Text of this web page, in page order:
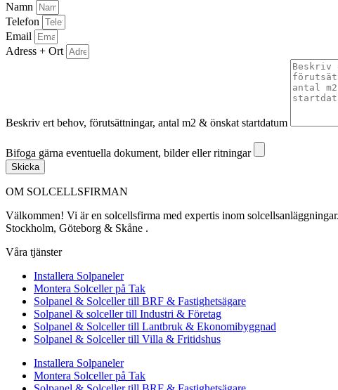
Namn
Telefon
Email
Adress + Ort
Beskriv ert behov, förutsättningar, antal m2 & önskat startdatum
Bifoga gärna eventuella dokument, bilder eller ritningar
Skicka
OM SOLCELLSFIRMAN
Välkommen! Vi är en solcellsfirma med expertis inom
Stockholm, Göteborg & Skåne .
Våra tjänster
Installera Solpaneler
Montera Solceller på Tak
Solpanel & Solceller till BRF & Fastighetsägare
Solpanel & solceller till Industri & Företag
Solpanel & Solceller till Lantbruk & Ekonomibyggnad
Solpanel & Solceller till Villa & Fritidshus
Installera Solpaneler
Montera Solceller på Tak